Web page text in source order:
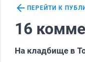
ПЕРЕЙТИ К
16
На кладбище в